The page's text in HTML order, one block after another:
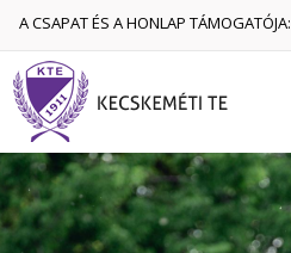
A CSAPAT ÉS A HONLAP TÁMOGATÓJA: